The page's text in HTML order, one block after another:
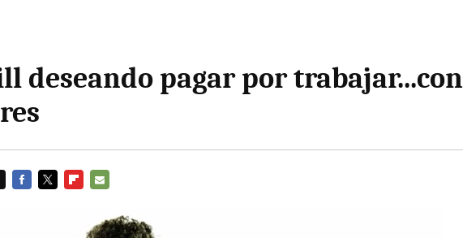
deseando pagar por trabajar...con
MAIL